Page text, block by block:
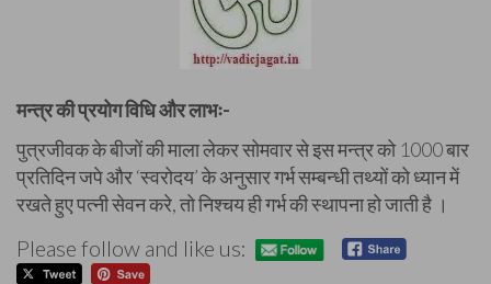
मन्त्र की प्रयोग विधि और लाभः-
पुत्रजीवक के बीजों की माला लेकर सोमवार से इस मन्त्र को 1000 बार
प्रतिदिन जपे और ‘स्वरोदय’ के अनुसार गर्भ सम्बन्धी तथ्यों को ध्यान में
रखते हुए पत्नी सेवन करे, तो निश्चय ही गर्भ की स्थापना हो जाती है ।
Please follow and like us: